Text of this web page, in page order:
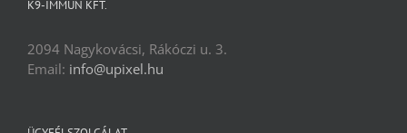
K9-IMMUN KFT.
2094 Nagykovácsi, Rákóczi u. 3.
Email: info@upixel.hu